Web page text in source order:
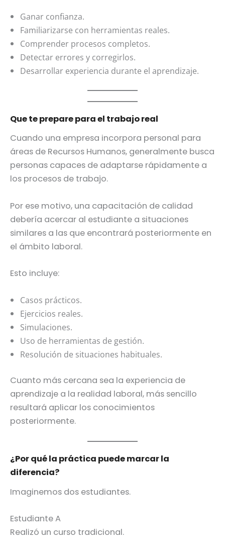
Ganar confianza.
Familiarizarse con herramientas reales.
Comprender procesos completos.
Detectar errores y corregirlos.
Desarrollar experiencia durante el aprendizaje.
Que te prepare para el trabajo real
Cuando una empresa incorpora personal para
áreas de Recursos Humanos, generalmente busca
personas capaces de adaptarse rápidamente a
los procesos de trabajo.
Por ese motivo, una capacitación de calidad
debería acercar al estudiante a situaciones
similares a las que encontrará posteriormente en
el ámbito laboral.
Esto incluye:
Casos prácticos.
Ejercicios reales.
Simulaciones.
Uso de herramientas de gestión.
Resolución de situaciones habituales.
Cuanto más cercana sea la experiencia de
aprendizaje a la realidad laboral, más sencillo
resultará aplicar los conocimientos
posteriormente.
¿Por qué la práctica puede marcar la
diferencia?
Imaginemos dos estudiantes.
Estudiante A
Realizó un curso tradicional.